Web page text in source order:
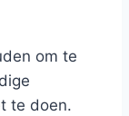
om te
te doen.